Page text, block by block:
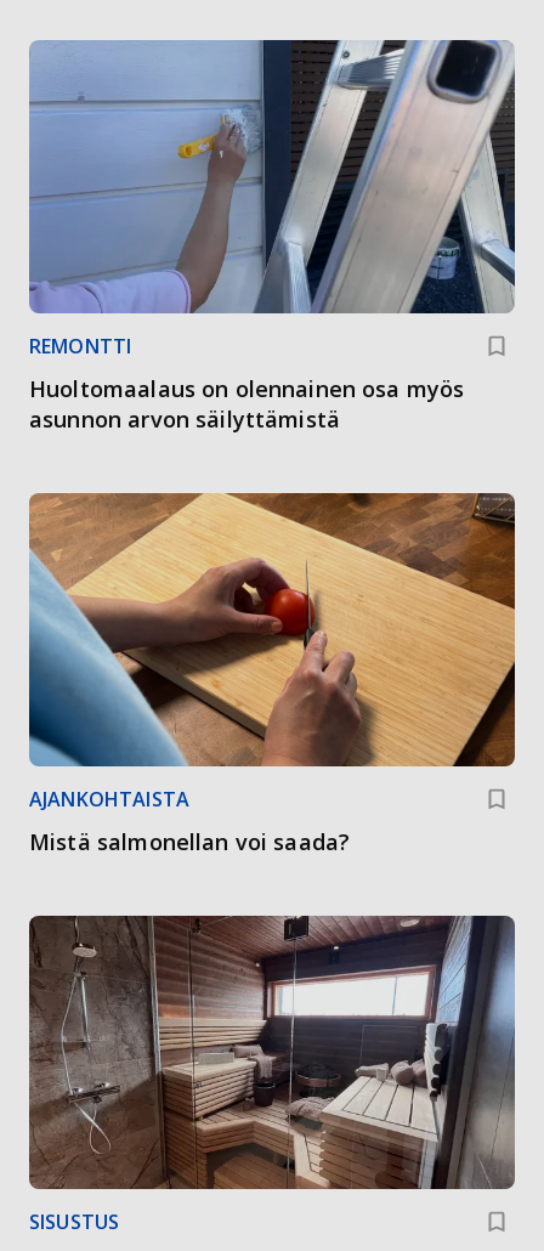
REMONTTI
Huoltomaalaus on olennainen osa myös
asunnon arvon säilyttämistä
AJANKOHTAISTA
Mistä salmonellan voi saada?
SISUSTUS